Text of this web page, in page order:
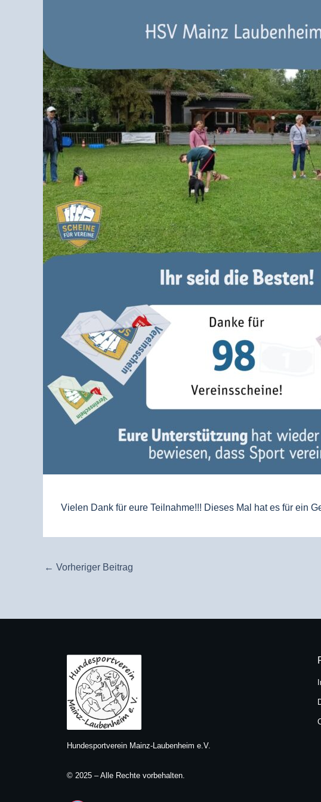
Vielen Dank für eure Teilnahme!!! Dieses Mal hat es für ein
← Vorheriger Beitrag
Hundesportverein Mainz-Laubenheim e.V.
© 2025 – Alle Rechte vorbehalten.